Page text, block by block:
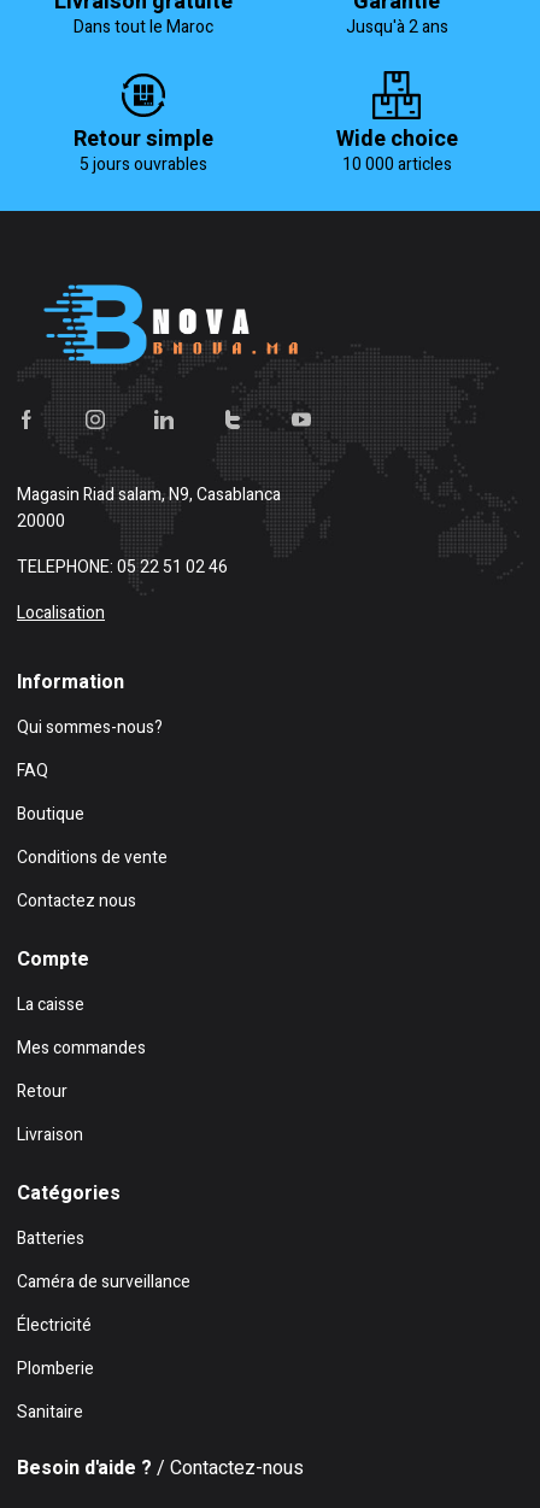
Dans tout le Maroc Jusqu'à 2 ans
Retour simple
5 jours ouvrables
Wide choice
10 000 articles
MagasinRiad salam, N9, Casablanca
20000
TELEPHONE: 05 22 51 02 46
Localisation
Information
Qui sommes-nous?
FAQ
Boutique
Conditions de vente
Contactez nous
Compte
La caisse
Mes commandes
Retour
Livraison
Catégories
Batteries
Caméra de surveillance
Électricité
Plomberie
Sanitaire
Besoin d'aide ? / Contactez-nous